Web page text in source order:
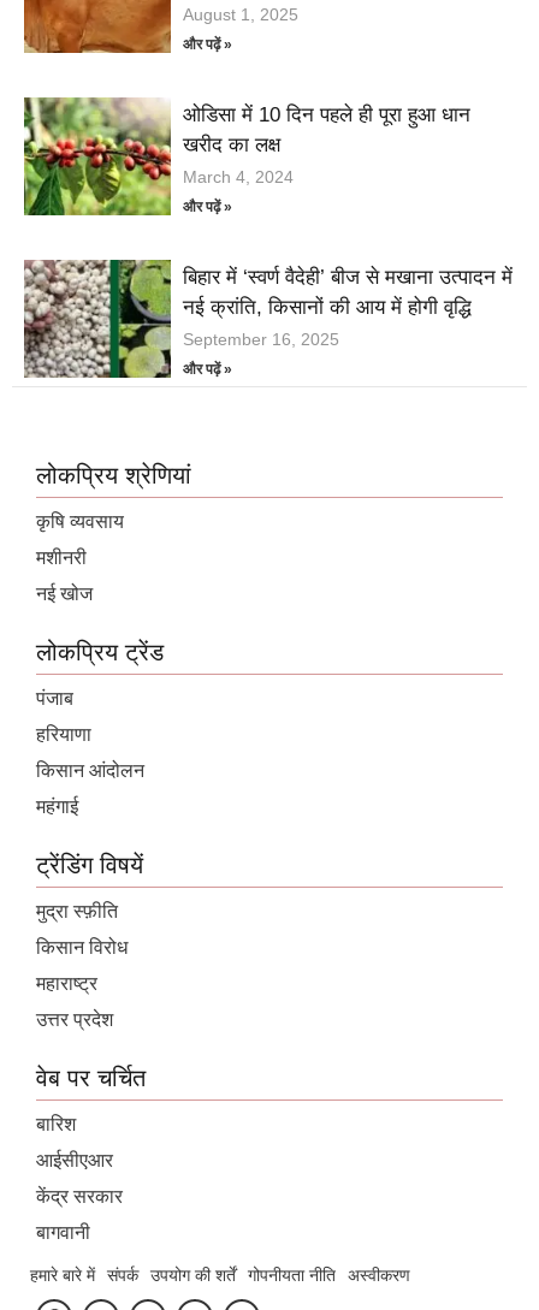
August 1, 2025
और पढ़ें »
ओडिसा में 10 दिन पहले ही पूरा हुआ धान
खरीद का लक्ष
March 4, 2024
और पढ़ें »
बिहार में ‘स्वर्ण वैदेही’ बीज से मखाना उत्पादन में
नई क्रांति, किसानों की आय में होगी वृद्धि
September 16, 2025
और पढ़ें »
लोकप्रिय श्रेणियां
कृषि व्यवसाय
मशीनरी
नई खोज
लोकप्रिय ट्रेंड
पंजाब
हरियाणा
किसान आंदोलन
महंगाई
ट्रेंडिंग विषयें
मुद्रा स्फ़ीति
किसान विरोध
महाराष्ट्र
उत्तर प्रदेश
वेब पर चर्चित
बारिश
आईसीएआर
केंद्र सरकार
बागवानी
हमारे बारे में संपर्क उपयोग की शर्तें गोपनीयता नीति अस्वीकरण